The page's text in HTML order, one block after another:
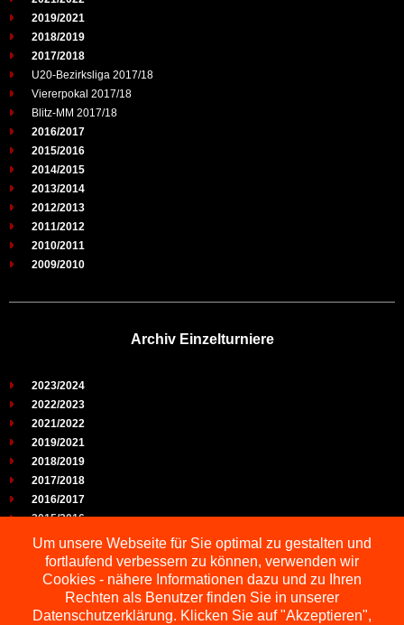
2019/2021
2018/2019
2017/2018
U20-Bezirksliga 2017/18
Viererpokal 2017/18
Blitz-MM 2017/18
2016/2017
2015/2016
2014/2015
2013/2014
2012/2013
2011/2012
2010/2011
2009/2010
Archiv Einzelturniere
2023/2024
2022/2023
2021/2022
2019/2021
2018/2019
2017/2018
2016/2017
2015/2016
2014/2015
2013/2014
2012/2013
2011/2012
2010/2011
Um unsere Webseite für Sie optimal zu gestalten und
fortlaufend verbessern zu können, verwenden wir
Cookies - nähere Informationen dazu und zu Ihren
Rechten als Benutzer finden Sie in unserer
Datenschutzerklärung. Klicken Sie auf "Akzeptieren",